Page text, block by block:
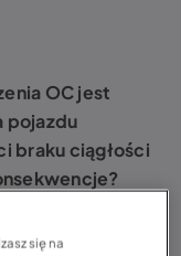
OC jest
pojazdu
braku ciągłości
się na